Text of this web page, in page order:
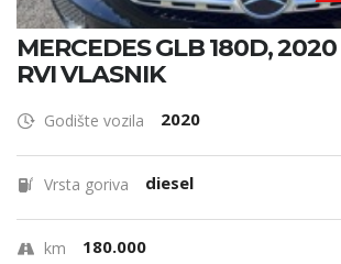
MERCEDES GLB 180D,
RVI VLASNIK
Godište vozila 2020
Vrsta goriva diesel
km 180.000